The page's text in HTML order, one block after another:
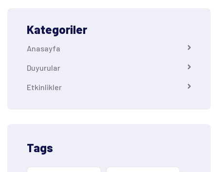
Kategoriler
Anasayfa
Duyurular
Etkinlikler
Tags